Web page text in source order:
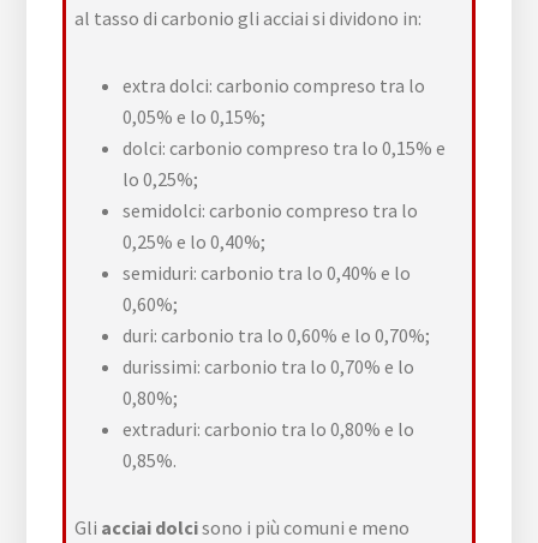
al tasso di carbonio gli acciai si dividono in:
extra dolci: carbonio compreso tra lo
0,05% e lo 0,15%;
dolci: carbonio compreso tra lo 0,15% e
lo 0,25%;
semidolci: carbonio compreso tra lo
0,25% e lo 0,40%;
semiduri: carbonio tra lo 0,40% e lo
0,60%;
duri: carbonio tra lo 0,60% e lo 0,70%;
durissimi: carbonio tra lo 0,70% e lo
0,80%;
extraduri: carbonio tra lo 0,80% e lo
0,85%.
Gli acciai dolcisono i più comuni e meno